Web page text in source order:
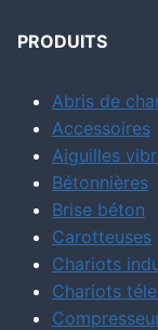
PRODUITS
Abris de
Accessoires
Aiguilles
Bétonnières
Brise béton
Carotteuses
Chariots
Chariots